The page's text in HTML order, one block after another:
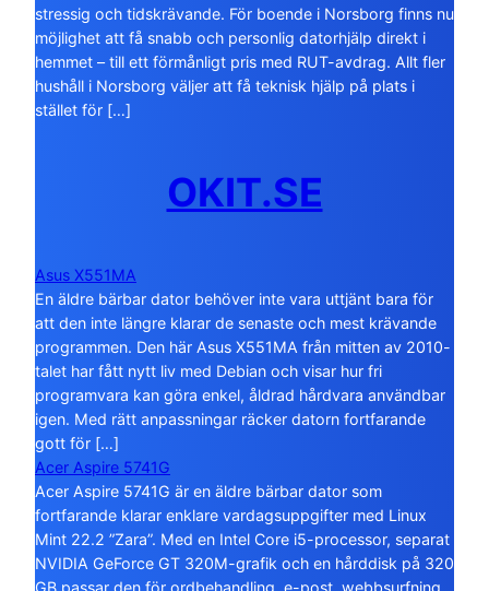
stressig och tidskrävande. För boende i Norsborg finns nu
möjlighet att få snabb och personlig datorhjälp direkt i
hemmet – till ett förmånligt pris med RUT-avdrag. Allt fler
hushåll i Norsborg väljer att få teknisk hjälp på plats i
stället för […]
OKIT.SE
Asus X551MA
En äldre bärbar dator behöver inte vara uttjänt bara för
att den inte längre klarar de senaste och mest krävande
programmen. Den här Asus X551MA från mitten av 2010-
talet har fått nytt liv med Debian och visar hur fri
programvara kan göra enkel, åldrad hårdvara användbar
igen. Med rätt anpassningar räcker datorn fortfarande
gott för […]
Acer Aspire 5741G
Acer Aspire 5741G är en äldre bärbar dator som
fortfarande klarar enklare vardagsuppgifter med Linux
Mint 22.2 ”Zara”. Med en Intel Core i5-processor, separat
NVIDIA GeForce GT 320M-grafik och en hårddisk på 320
GB passar den för ordbehandling, e-post, webbsurfning,